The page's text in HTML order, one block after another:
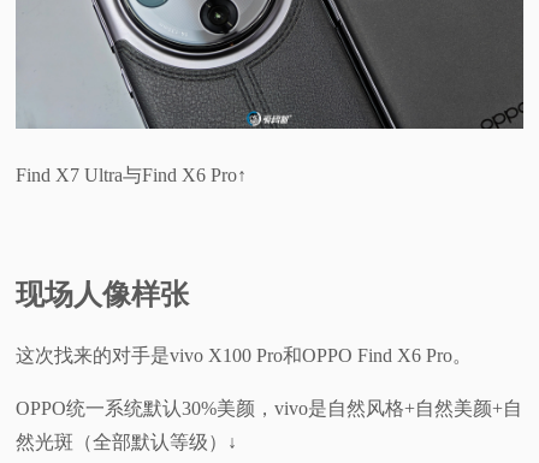
Find X7 Ultra与Find X6 Pro↑
现场人像样张
这次找来的对手是vivo X100 Pro和OPPO Find X6 Pro。
OPPO统一系统默认30%美颜，vivo是自然风格+自然美颜+自
然光斑（全部默认等级）↓